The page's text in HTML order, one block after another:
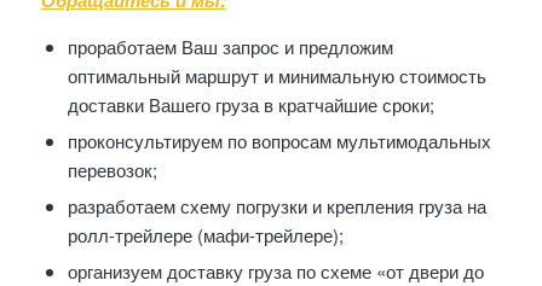
проработаем Ваш запрос и предложим
оптимальный маршрут и минимальную стоимость
доставки Вашего груза в кратчайшие сроки;
проконсультируем по вопросам мультимодальных
перевозок;
разработаем схему погрузки и крепления груза на
ролл-трейлере (мафи-трейлере);
организуем доставку груза по схеме «от двери до